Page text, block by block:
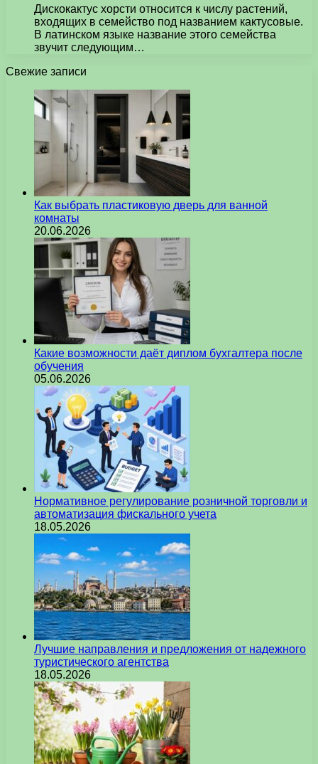
Дискокактус хорсти относится к числу растений,
входящих в семейство под названием кактусовые.
В латинском языке название этого семейства
звучит следующим…
Свежие записи
Как выбрать пластиковую дверь для ванной
комнаты
20.06.2026
Какие возможности даёт диплом бухгалтера после
обучения
05.06.2026
Нормативное регулирование розничной торговли и
автоматизация фискального учета
18.05.2026
Лучшие направления и предложения от надежного
туристического агентства
18.05.2026